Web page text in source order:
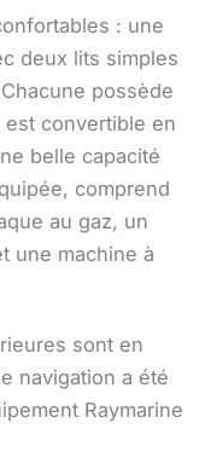
: une
deux lits simples
possède
convertible en
belle capacité
comprend
au gaz, un
une machine à
sont en
navigation a été
Raymarine